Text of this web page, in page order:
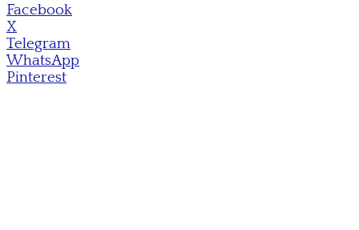
Facebook
X
Telegram
WhatsApp
Pinterest